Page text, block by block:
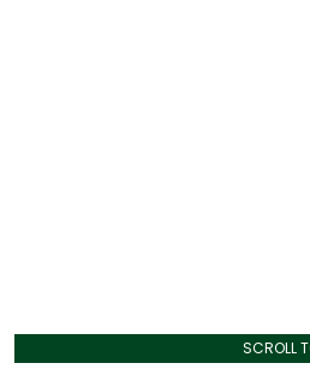
SCROLL